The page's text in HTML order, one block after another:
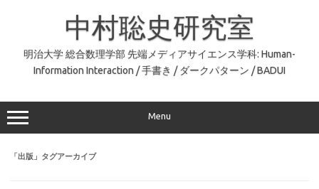
中村聡史研究室
明治大学 総合数理学部 先端メディアサイエンス学科: Human-
Information Interaction / 手書き / ダークパターン / BADUI
Menu
「出版 」タグアーカイブ